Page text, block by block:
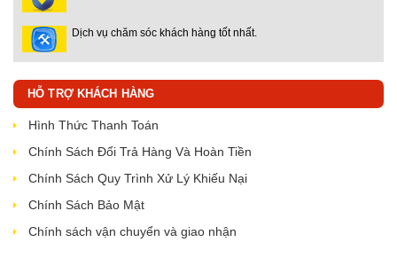
Dịch vụ chăm sóc khách hàng tốt nhất.
HỖ TRỢ KHÁCH HÀNG
Hình Thức Thanh Toán
Chính Sách Đổi Trả Hàng Và Hoàn Tiền
Chính Sách Quy Trình Xử Lý Khiếu Nại
Chính Sách Bảo Mật
Chính sách vận chuyển và giao nhận